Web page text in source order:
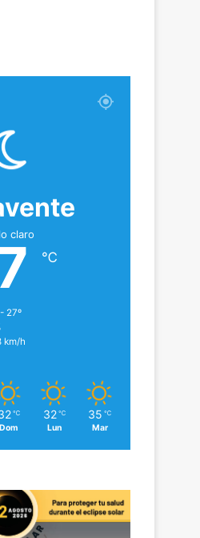
claro
℃
27º
km/h
℃
Dom
32 ℃
Lun
35 ℃
Mar